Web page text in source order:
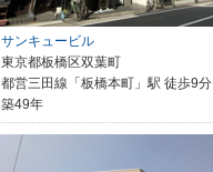
サンキュービル
東京都板橋区双葉町
都営三田線「板橋本町」駅 徒歩9分
築49年